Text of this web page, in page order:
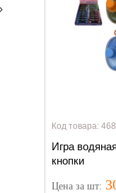
Код товара:
Игра
кнопки
Цена за шт: